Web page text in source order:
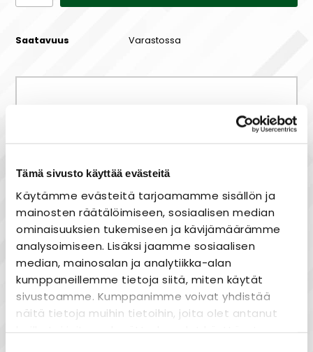
Tämä sivusto käyttää evästeitä
Käytämme evästeitä tarjoamamme sisällön ja
mainosten räätälöimiseen, sosiaalisen median
ominaisuuksien tukemiseen ja kävijämäärämme
analysoimiseen. Lisäksi jaamme sosiaalisen
median, mainosalan ja analytiikka-alan
kumppaneillemme tietoja siitä, miten käytät
sivustoamme. Kumppanimme voivat yhdistää
näitä tietoja muihin tietoihin, joita olet antanut
heille tai joita on kerätty, kun olet käyttänyt
Saatavuus Varastossa
Nopea toimitus
Heti varastosta
Joustavat maksutavat
Tuotekuvaus